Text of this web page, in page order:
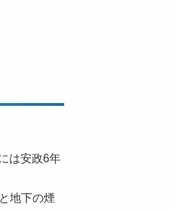
は安政6年
地下の煙